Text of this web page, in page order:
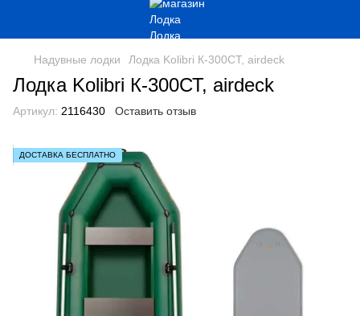
Надувные лодки Лодка Kolibri К-300СТ, airdeck
Лодка Kolibri К-300СТ, airdeck
Артикул: 2116430 Оставить отзыв
ДОСТАВКА БЕСПЛАТНО